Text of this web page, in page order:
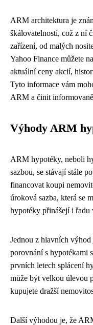
ARM architektura je
škálovatelností, což z ní
zařízení, od malých
Yahoo Finance můžete
aktuální ceny akcií,
Tyto informace vám
ARM a činit
Výhody ARM
ARM hypotéky, neboli
sazbou, se stávají stále
financovat koupi
úroková sazba, která se
hypotéky přinášejí i řadu
Jednou z hlavních
porovnání s hypotékami
prvních letech splácení
může být velkou úlevou
kupujete dražší
Další výhodou je, že